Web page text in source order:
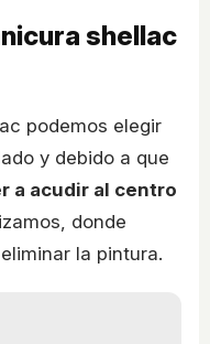
shellac
podemos elegir
y debido a que
a acudir al centro
donde
la pintura.